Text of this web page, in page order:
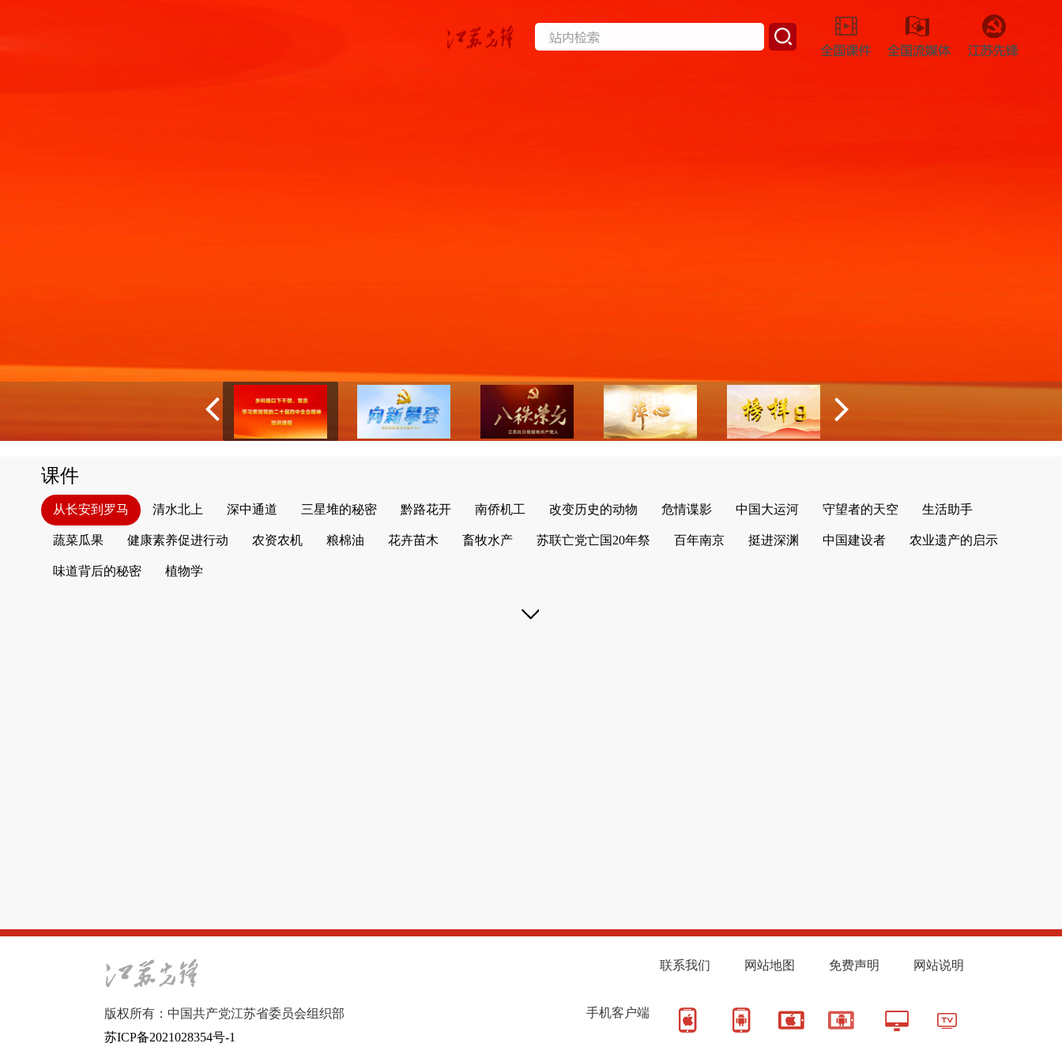
课件
从长安到罗马 清水北上 深中通道 三星堆的秘密 黔路花开 南侨机工 改变历史的动物 危情谍影 中国大运河 守望者的天空 生活助手
蔬菜瓜果 健康素养促进行动 农资农机 粮棉油 花卉苗木 畜牧水产 苏联亡党亡国20年祭 百年南京 挺进深渊 中国建设者 农业遗产的启示
味道背后的秘密 植物学
版权所有：中国共产党江苏省委员会组织部
苏ICP备2021028354号-1
联系我们 网站地图 免费声明 网站说明
手机客户端